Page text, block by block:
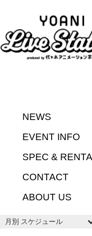
NEWS
EVENT INFO
SPEC &
CONTACT
ABOUT US
月別 スケジュール